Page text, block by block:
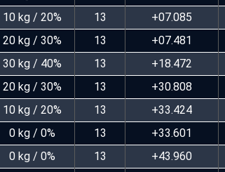
10 kg / 20% 13 +07.085
20 kg / 30% 13 +07.481
30 kg / 40% 13 +18.472
20 kg / 30% 13 +30.808
10 kg / 20% 13 +33.424
0 kg / 0% 13 +33.601
0 kg / 0% 13 +43.960